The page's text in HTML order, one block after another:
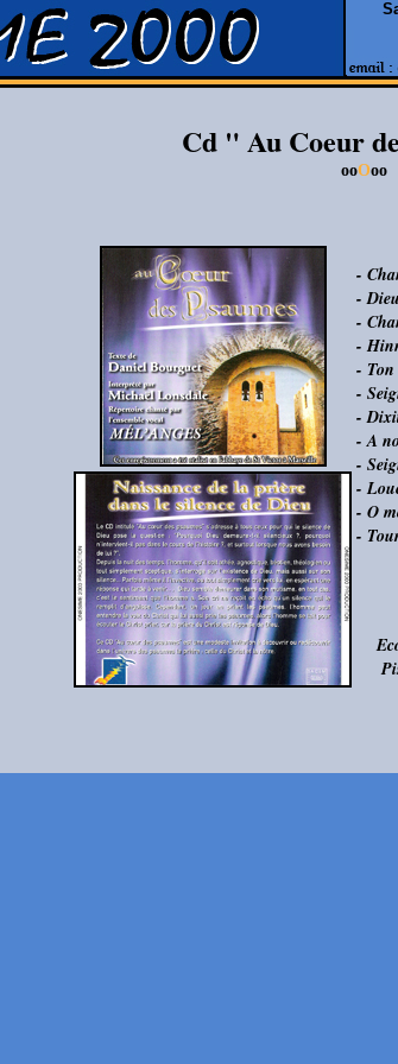
Cd " Au Coeur
ooOoo
-
-
-
-
-
-
-
- A
-
-
- O
-